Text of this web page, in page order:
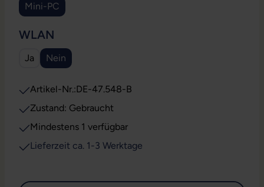
Mini-PC
WLAN
Ja Nein
Artikel-Nr.:DE-47.548-B
Zustand: Gebraucht
Mindestens 1 verfügbar
Lieferzeit ca. 1-3 Werktage